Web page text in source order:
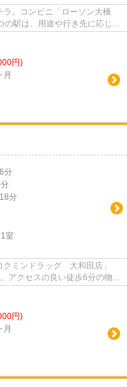
。コンビニ「ローソン大橋
駅は、用途や行き先に応じて
円)
月
分
分
1室
クミンドラッグ 大和田店」
アクセスの良い徒歩6分の物件
円)
月